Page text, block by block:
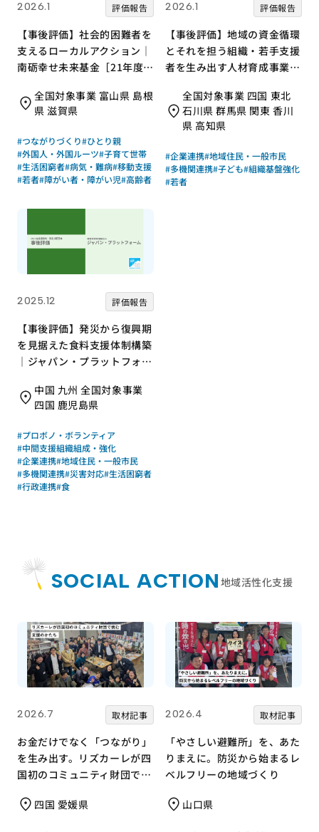
2026.1 評価報告
【事後評価】社会的困難者を
支えるローカルアクション｜
南砺幸せ未来基金［21年度通
全国対象事業 富山県 島根
県 滋賀県
#つながりづくり#ひとり親
#外国人・外国ルーツ#子育て世帯
#生活困窮者#病気・難病#移動支援
#若者#障がい者・障がい児#高齢者
2026.1 評価報告
【事後評価】地域の資金循環
とそれを担う組織・若手支援
者を生み出す人材育成事業｜
［21年度通常枠］
全国対象事業 四国 東北
石川県 群馬県 関東 香川
県 高知県
#企業連携#地域住民・一般市民
#多機関連携#子ども#組織基盤強化
#若者
2025.12 評価報告
【事後評価】発災から復興期
を見据えた食料支援体制構築
｜ジャパン・プラットフォー
中国 九州 全国対象事業
四国 鹿児島県
#プロボノ・ボランティア
#中間支援組織組成・強化
#企業連携#地域住民・一般市民
#多機関連携#災害対応#生活困窮者
#行政連携#食
SOCIAL ACTION 地域活性化支援
2026.7 取材記事
お金だけでなく「つながり」
を生み出す。リズカーレが四
国初のコミュニティ財団で挑
四国 愛媛県
2026.4 取材記事
「やさしい避難所」を、あた
りまえに。防災から始まるレ
ベルフリーの地域づくり
山口県